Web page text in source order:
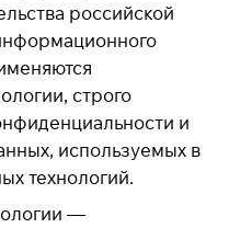
российской
строго
и
используемых в
технологий.
—